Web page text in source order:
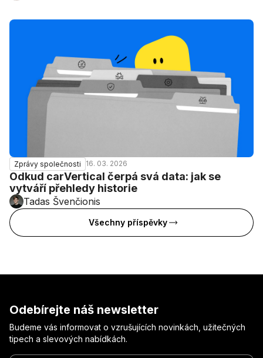
Zprávy společnosti 16. 03. 2026
Odkud carVertical čerpá svá data: jak se
vytváří přehledy historie
Tadas Švenčionis
Všechny příspěvky
Odebírejte náš newsletter
Budeme vás informovat o vzrušujících novinkách, užitečných
tipech a slevových nabídkách.